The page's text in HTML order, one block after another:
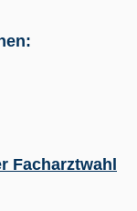
Facharztwahl